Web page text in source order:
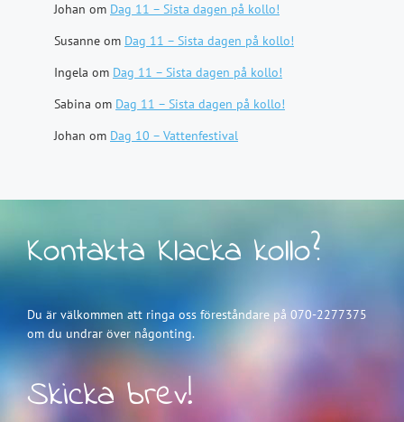
Johan om Dag 11 – Sista dagen på kollo!
Susanne om Dag 11 – Sista dagen på kollo!
Ingela om Dag 11 – Sista dagen på kollo!
Sabina om Dag 11 – Sista dagen på kollo!
Johan om Dag 10 – Vattenfestival
Kontakta Klacka kollo?
Du är välkommen att ringa oss föreståndare på 070-2277375
om du undrar över någonting.
Skicka brev!